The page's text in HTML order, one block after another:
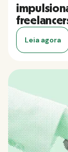
Leia agora